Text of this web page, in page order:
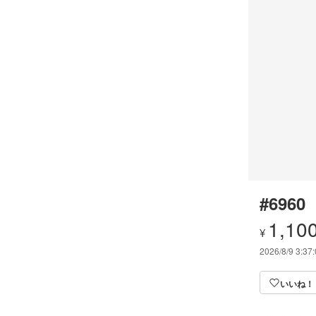
#6960
¥
2026/8/9
いいね！